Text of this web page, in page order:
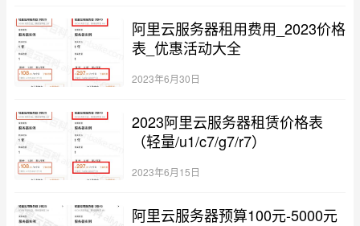
阿里云服务器租用费用_2023价格
表_优惠活动大全
2023年6月30日
2023阿里云服务器租赁价格表
（轻量/u1/c7/g7/r7）
2023年6月15日
阿里云服务器预算100元-5000元